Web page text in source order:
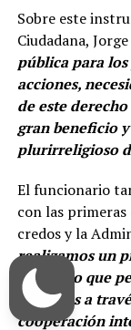
Sobre este
Ciudadana,
pública para
acciones,
de este
gran beneficio
plurirreligioso
El funcionario
con las
credos y la
realizamos un
convenio que
personas a
cooperación